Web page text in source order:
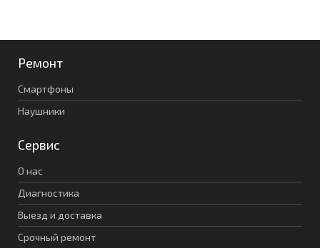
Ремонт
Смартфоны
Наушники
Сервис
О нас
Диагностика
Выезд и доставка
Срочный ремонт